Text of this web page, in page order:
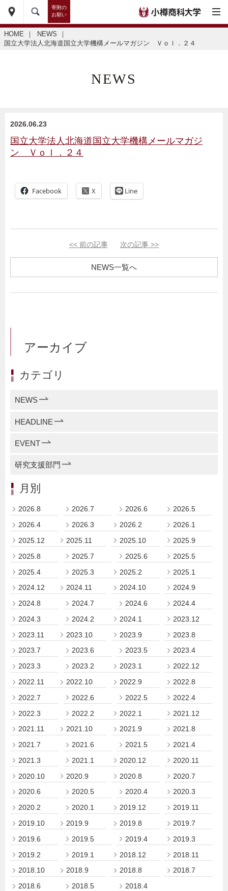
寄附の
お願い
HOME ｜ NEWS
｜
国立大学法人北海道国立大学機構メールマガジン Ｖｏｌ．２４
NEWS
2026.06.23
国立大学法人北海道国立大学機構メールマガジ
ン Ｖｏｌ．２４
Facebook Line
<< 前の記事 次の記事 >>
NEWS一覧へ
アーカイブ
カテゴリ
NEWS
HEADLINE
EVENT
研究支援部門
月別
2026.8 2026.7 2026.6
2026.5
2026.4
2026.3 2026.2
2026.1
2025.12
2025.11 2025.10
2025.9
2025.8
2025.7 2025.6
2025.5
2025.4
2025.3 2025.2
2025.1
2024.12
2024.11 2024.10
2024.9
2024.8
2024.7 2024.6
2024.4
2024.3
2024.2 2024.1
2023.12
2023.11
2023.10 2023.9
2023.8
2023.7
2023.6 2023.5
2023.4
2023.3
2023.2 2023.1
2022.12
2022.11
2022.10 2022.9
2022.8
2022.7
2022.6 2022.5
2022.4
2022.3
2022.2 2022.1
2021.12
2021.11
2021.10 2021.9
2021.8
2021.7
2021.6 2021.5
2021.4
2021.3
2021.1 2020.12
2020.11
2020.10
2020.9 2020.8
2020.7
2020.6
2020.5 2020.4
2020.3
2020.2
2020.1 2019.12
2019.11
2019.10
2019.9 2019.8
2019.7
2019.6
2019.5 2019.4
2019.3
2019.2
2019.1 2018.12
2018.11
2018.10
2018.9 2018.8
2018.7
2018.6
2018.5 2018.4